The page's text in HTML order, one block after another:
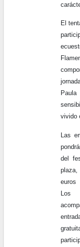
El
vivido
Las
del
euros
Los